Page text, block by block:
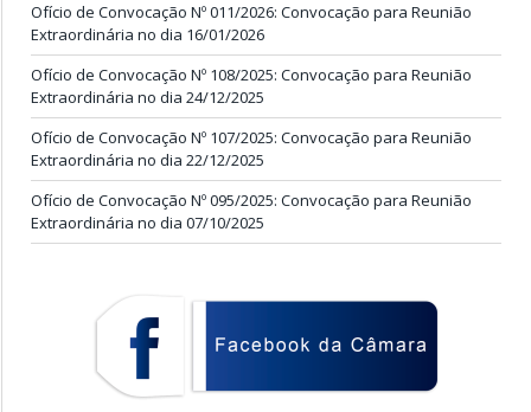
Ofício de Convocação Nº 011/2026: Convocação para Reunião
Extraordinária no dia 16/01/2026
Ofício de Convocação Nº 108/2025: Convocação para Reunião
Extraordinária no dia 24/12/2025
Ofício de Convocação Nº 107/2025: Convocação para Reunião
Extraordinária no dia 22/12/2025
Ofício de Convocação Nº 095/2025: Convocação para Reunião
Extraordinária no dia 07/10/2025